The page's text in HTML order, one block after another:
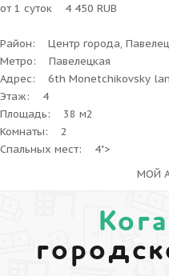
от 1 суток 4 450 RUB
Район: Центр города,
Метро: Павелецкая
Адрес: 6th Monetchikovsky
Этаж: 4
Площадь: 38 м2
Комнаты: 2
Спальных мест: 4">
МОЙ